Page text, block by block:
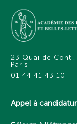
23 Quai de
Paris
01 44 41 43 10
Appel à